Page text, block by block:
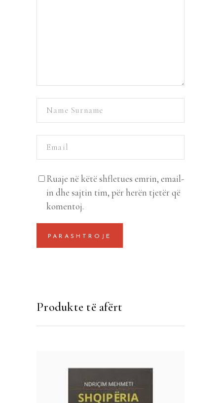
Ruaje në këtë shfletues emrin, email-
in dhe sajtin tim, për herën tjetër që
komentoj.
Produkte të afërt